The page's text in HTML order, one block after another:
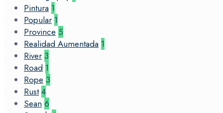
Pintura 1
Popular 1
Province 5
Realidad Aumentada 1
River 3
Road 1
Rope 3
Rust 4
Sean 6